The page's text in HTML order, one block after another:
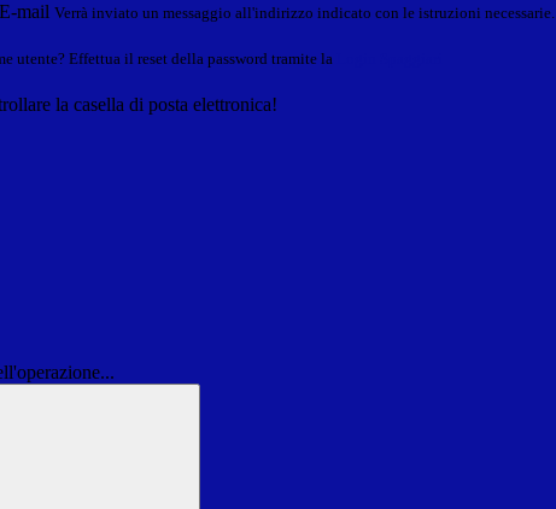
E-mail Verrà inviato un messaggio all'indirizzo indicato con le istruzioni necessarie.
utente? Effettua il reset della password tramite la
la casella di posta elettronica!